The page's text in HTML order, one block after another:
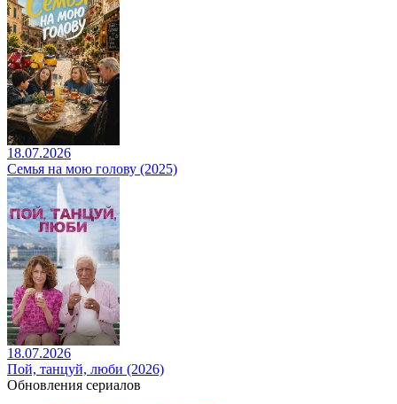
18.07.2026
Семья на мою голову (2025)
18.07.2026
Пой, танцуй, люби (2026)
Обновления сериалов